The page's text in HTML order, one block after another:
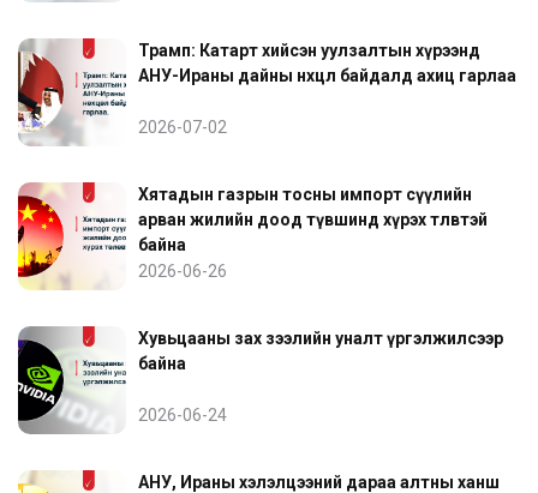
Трамп: Катарт хийсэн уулзалтын хүрээнд
АНУ-Ираны дайны нөхцөл байдалд ахиц гарлаа
2026-07-02
Хятадын газрын тосны импорт сүүлийн
арван жилийн доод түвшинд хүрэх төлөвтэй
байна
2026-06-26
Хувьцааны зах зээлийн уналт үргэлжилсээр
байна
2026-06-24
АНУ, Ираны хэлэлцээний дараа алтны ханш